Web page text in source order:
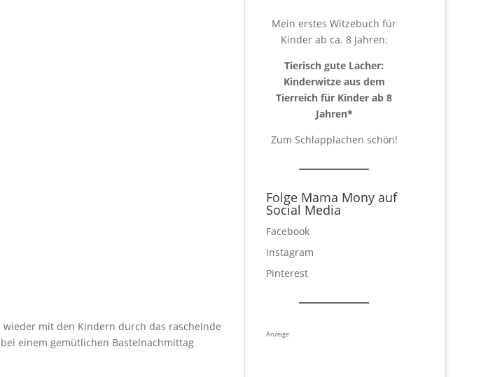
mit den Kindern durch das raschelnde
einem gemütlichen Bastelnachmittag
Mein erstes Witzebuch für
Kinder ab ca. 8 Jahren:
Tierisch gute Lacher:
Kinderwitze aus dem
Tierreich für Kinder ab 8
Jahren*
Zum Schlapplachen schön!
Folge Mama Mony auf
Social Media
Facebook
Instagram
Pinterest
Anzeige